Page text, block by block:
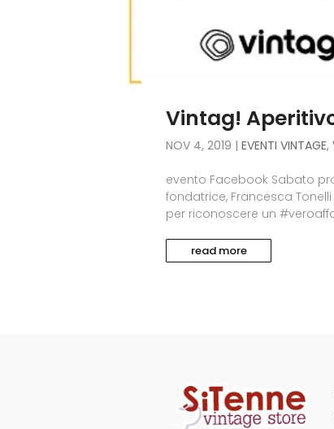
Vintag!
NOV 4, 2019 |EVENTI VINTAGE,
evento Facebook Sabato
fondatrice, Francesca
per riconoscere un
read more